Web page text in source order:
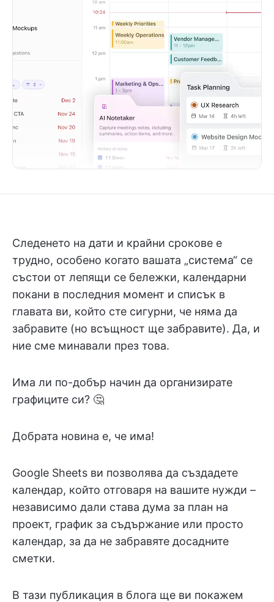
Следенето на дати и крайни срокове е
трудно, особено когато вашата „система“ се
състои от лепящи се бележки, календарни
покани в последния момент и списък в
главата ви, който сте сигурни, че няма да
забравите (но всъщност ще забравите). Да, и
ние сме минавали през това.
Има ли по-добър начин да организирате
графиците си? 🤔
Добрата новина е, че има!
Google Sheets ви позволява да създадете
календар, който отговаря на вашите нужди –
независимо дали става дума за план на
проект, график за съдържание или просто
календар, за да не забравяте досадните
сметки.
В тази публикация в блога ще ви покажем